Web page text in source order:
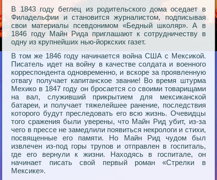
В 1843 году беглец из родительского дома оседает в
Филадельфии и становится журналистом, подписывая
свои материалы псевдонимом «Бедный школяр». А в
1846 году Майн Рида приглашают к сотрудничеству в
одну из крупнейших нью-йоркских газет.
В том же 1846 году начинается война США с Мексикой.
Писатель идет на войну в качестве солдата и военного
корреспондента одновременно, и вскоре за проявленную
отвагу получает капитанское звание! Во время штурма
Мехико в 1847 году он бросается со своими товарищами
на вал, служивший прикрытием для мексиканской
батареи, и получает тяжелейшее ранение, последствия
которого будут преследовать его всю жизнь. Очевидцы
того сражения были уверены, что Майн Рид убит, из-за
чего в прессе не замедлили появиться некрологи и стихи,
посвященные его памяти. Но Майн Рид чудом был
извлечен из-под горы трупов и отправлен в госпиталь,
где его вернули к жизни. Находясь в госпитале, он
начинает писать свой первый роман «Стрелки в
Мексике».